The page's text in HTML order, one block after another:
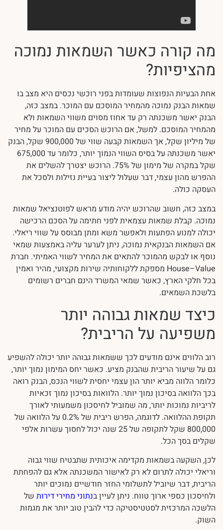
מה קורה כאשר השמאות נמוכה
מהציפיות?
אחת הבעיות הנפוצות שעומדות בפני רוכשי נכסים היא מצב בו
שמאות הבנק נמוכה מהמחיר המוסכם עם המוכר. במצב כזה,
הבנק יאשר משכנתה רק עד אחוז מסוים משווי השמאות ולא
מהמחיר המוסכם. למשל, אם הרוכש הסכים עם המוכר על מחיר
של מיליון שקל, אך השמאות קבעה שווי של 900,000 שקל, הבנק
יאשר משכנתה על בסיס השווי הנמוך יותר, כלומר עד 675,000
שקל במקרה של מימון של 75%. הרוכש יצטרך להשלים את
ההפרש מהון עצמי, דבר שעלול ליצור בעיית נזילות ולסכל את
העסקה כולה.
במצב כזה, חשוב שהרוכש יהיה מודע מראש לפוטנציאל שמאות
נמוכה. קבלת שמאות עצמאית לפני חתימה על הסכם הרכישה
יכולה למנוע הפתעות ולאפשר משא ומתן מבוסס על שווי ריאלי.
אם השמאות הבנקאית נמוכה, ניתן לערער עליה באמצעות שמאי
נוסף או לבקש מהמוכר להתאים את המחיר לשווי האמיתי. חברת
House–Value מספקת ללקוחותיה שירות מקצועי, מהיר ואמין
בכל חלקי הארץ, כאשר שמאי המשרד הינם חברים רשומים
בלשכת השמאים.
כיצד שמאות גבוהה יותר
משפיעה על הריבית?
רוב הלווים אינם מודעים לכך ששמאות גבוהה יותר יכולה להשפיע
גם על שיעור הריבית שהבנק מציע. כאשר יחס המימון נמוך יותר,
כלומר הלווה מביא יותר הון עצמי יחסית לשווי הנכס, הבנק רואה
בכך הלוואה בסיכון נמוך יותר. הלוואות בסיכון נמוך זכאיות
לריביות נמוכות יותר, מה שמוביל לחיסכון משמעותי לאורך
תקופת ההלוואה. לדוגמה, הפרש ריבית של 0.2% על הלוואה של
800,000 שקל לתקופה של 25 שנה יכול לחסוך עשרות אלפי
שקלים בסך הכל.
לכן, השקעה בשמאות מקדימה איכותית שתבטיח שווי גבוה
וריאלי יכולה לתרום לא רק לאישור המשכנתה אלא גם להפחתת
הריבית, דבר שיוביל לתשלומי החזר חודשיים נמוכים יותר
ולחיסכון כספי ארוך טווח. ניתן לעיין בנתוני מחירי דירות של
הלשכה המרכזית לסטטיסטיקה כדי להבין טוב יותר את מגמות
השוק.